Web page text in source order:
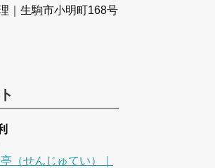
｜生駒市小明町168号
（せんじゅてい）｜